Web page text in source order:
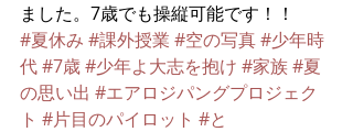
ました。7歳でも操縦可能です！！
#夏休み #課外授業 #空の写真#少年時
代#7歳#少年よ大志を抱け #家族#夏
の思い出 #エアロジパングプロジェク
ト #片目のパイロット #と